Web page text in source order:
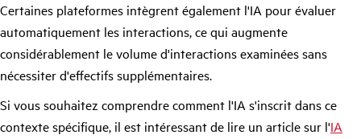
Certaines plateformes intègrent également l'IA pour évaluer
automatiquement les interactions, ce qui augmente
considérablement le volume d'interactions examinées sans
nécessiter d'effectifs supplémentaires.
Si vous souhaitez comprendre comment l'IA s'inscrit dans ce
contexte spécifique, il est intéressant de lire un article sur l'IA